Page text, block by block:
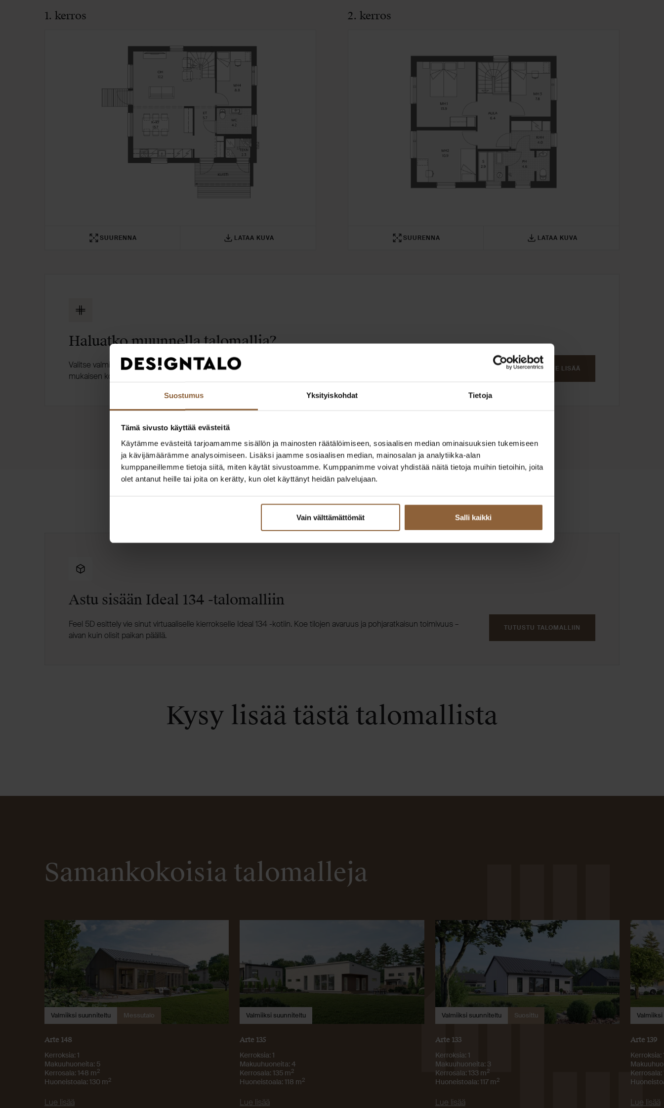
Suostumus Yksityiskohdat Tietoja
Tämä sivusto käyttää evästeitä
Käytämme evästeitä tarjoamamme sisällön ja mainosten räätälöimiseen, sosiaalisen median ominaisuuksien tukemiseen
ja kävijämäärämme analysoimiseen. Lisäksi jaamme sosiaalisen median, mainosalan ja analytiikka-alan
kumppaneillemme tietoja siitä, miten käytät sivustoamme. Kumppanimme voivat yhdistää näitä tietoja muihin tietoihin, joita
olet antanut heille tai joita on kerätty, kun olet käyttänyt heidän palvelujaan.
Vain välttämättömät Salli kaikki
1. kerros
SUURENNA LATAA KUVA
2. kerros
SUURENNA LATAA KUVA
Haluatko muunnella talomallia?
Valitse valmis pohjaratkaisu tai muuntele siitä itsellesi toimiva kokonaisuus. Asiantuntijamme auttavat toteuttamaan toiveidesi
mukaisen kodin.
LUE LISÄÄ
Astu sisään Ideal 134 -talomalliin
Feel 5D esittely vie sinut virtuaaliselle kierrokselle Ideal 134 -kotiin. Koe tilojen avaruus ja pohjaratkaisun toimivuus –
aivan kuin olisit paikan päällä.
TUTUSTU TALOMALLIIN
Kysy lisää tästä talomallista
Samankokoisia talomalleja
Valmiiksi suunniteltu Messutalo
Arte 148
Kerroksia: 1
Makuuhuoneita: 5
Kerrosala: 148 m2
Huoneistoala: 130 m2
Lue lisää
Valmiiksi suunniteltu
Arte 135
Kerroksia: 1
Makuuhuoneita: 4
Kerrosala: 135 m2
Huoneistoala: 118 m2
Lue lisää
Valmiiksi suunniteltu Suosittu
Arte 133
Kerroksia: 1
Makuuhuoneita: 3
Kerrosala: 133 m2
Huoneistoala: 117 m2
Lue lisää
Arte 139
Kerroksia:
Kerrosala:
Lue lisää